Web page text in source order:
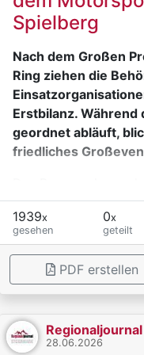
Kolleginnen und
erhalten, um
führen. Ihr
maßgeblich.“,so
im Rahmen der
Spielberg
Nach dem Großen
Ring ziehen die
Erstbilanz.
geordnet abläuft,
friedliches
auch in diesem Jahr
enormen
Reiseverkehrs kam
Rennsonntag zu
bei der Anreise. Ein
Verkehrskonzept des
Kooperation mit der
1939x
gesehen
0x
geteilt
PDF erstellen
28.06.2026